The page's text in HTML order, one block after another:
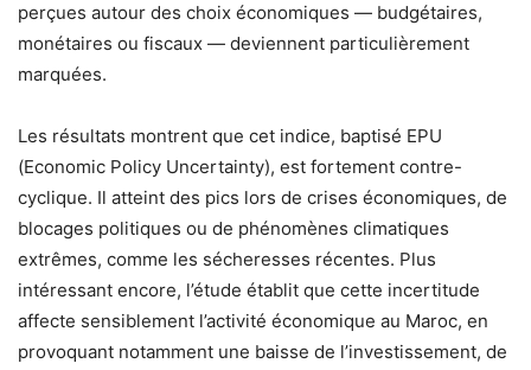
perçues autour des choix économiques — budgétaires,
monétaires ou fiscaux — deviennent particulièrement
marquées.
Les résultats montrent que cet indice, baptisé EPU
(Economic Policy Uncertainty), est fortement contre-
cyclique. Il atteint des pics lors de crises économiques, de
blocages politiques ou de phénomènes climatiques
extrêmes, comme les sécheresses récentes. Plus
intéressant encore, l’étude établit que cette incertitude
affecte sensiblement l’activité économique au Maroc, en
provoquant notamment une baisse de l’investissement, de